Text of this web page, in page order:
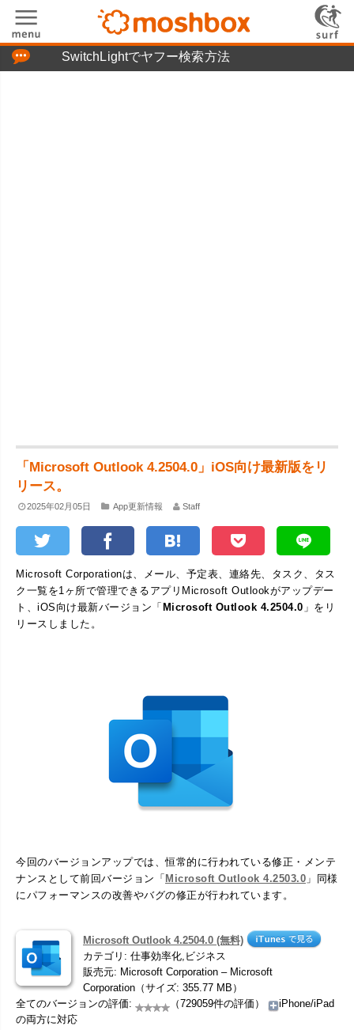
SwitchLightでヤフー検索方法
「Microsoft Outlook 4.2504.0」iOS向け最新版をリ
リース。
2025年02月05日 App更新情報 Staff
Microsoft Corporationは、メール、予定表、連絡先、タスク、タス
ク一覧を1ヶ所で管理できるアプリMicrosoft Outlookがアップデー
ト、iOS向け最新バージョン「Microsoft Outlook 4.2504.0 」をリ
リースしました。
今回のバージョンアップでは、恒常的に行われている修正・メンテ
ナンスとして前回バージョン「Microsoft Outlook 4.2503.0 」同様
にパフォーマンスの改善やバグの修正が行われています。
Microsoft Outlook 4.2504.0 (無料)
カテゴリ: 仕事効率化,ビジネス
販売元: Microsoft Corporation – Microsoft
Corporation（サイズ: 355.77 MB）
全てのバージョンの評価:
（729059件の評価）
iPhone/iPad
の両方に対応
「つぶやき」の使い方